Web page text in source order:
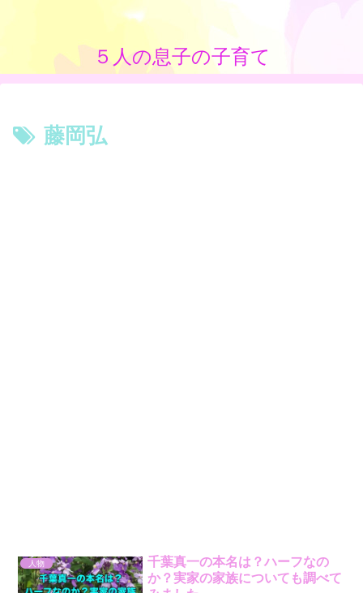
５人の息子の子育て
藤岡弘
人物
千葉真一の本名は？ハーフなの
か？実家の家族についても調べて